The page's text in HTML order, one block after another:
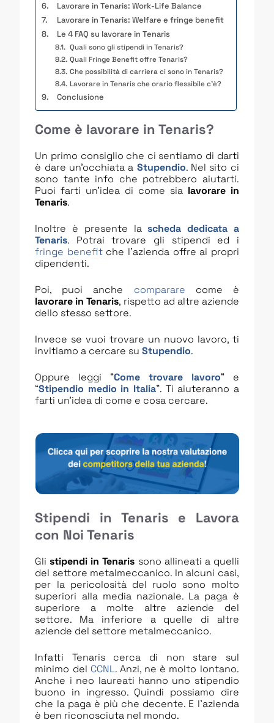
Lavorare in Tenaris: Work-Life Balance
Lavorare in Tenaris: Welfare e fringe benefit
Le 4 FAQ su lavorare in Tenaris
Quali sono gli stipendi in Tenaris?
Quali Fringe Benefit offre Tenaris?
Che possibilità di carriera ci sono in Tenaris?
Lavorare in Tenaris che orario flessibile c’è?
Conclusione
Come è lavorare in Tenaris?
Un primo consiglio che ci sentiamo di darti
è dare un’occhiata a Stupendio. Nel sito ci
sono tante info che potrebbero aiutarti.
Puoi farti un’idea di come sia lavorare in
Tenaris.
Inoltre è presente lascheda dedicata a
Tenaris. Potrai trovare gli stipendi ed i
fringe benefitche l’azienda offre ai propri
dipendenti.
Poi, puoi anche comparare come è
lavorare in Tenaris, rispetto ad altre aziende
dello stesso settore.
Invece se vuoi trovare un nuovo lavoro, ti
invitiamo a cercare suStupendio.
Oppure leggi “Come trovare lavoro“ e
“Stipendio medio in Italia”. Ti aiuteranno a
farti un’idea di come e cosa cercare.
Stipendi in Tenaris e Lavora
con Noi Tenaris
Glistipendi inTenaris sono allineati a quelli
del settore metalmeccanico. In alcuni casi,
per la pericolosità del ruolo sono molto
superiori alla media nazionale. La paga è
superiore a molte altre aziende del
settore. Ma inferiore a quelle di altre
aziende del settore metalmeccanico.
Infatti Tenaris cerca di non stare sul
minimo del CCNL. Anzi, ne è molto lontano.
Anche i neo laureati hanno uno stipendio
buono in ingresso. Quindi possiamo dire
che la paga è più che decente. E l’azienda
è ben riconosciuta nel mondo.